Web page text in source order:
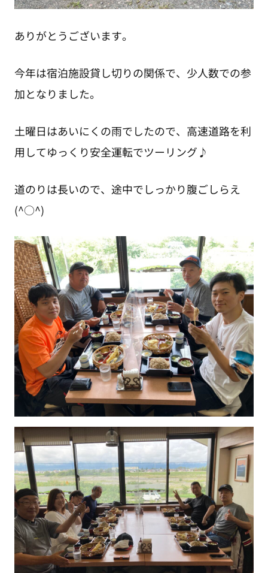
ありがとうございます。
今年は宿泊施設貸し切りの関係で、少人数での参
加となりました。
土曜日はあいにくの雨でしたので、高速道路を利
用してゆっくり安全運転でツーリング♪
道のりは長いので、途中でしっかり腹ごしらえ
(^○^)